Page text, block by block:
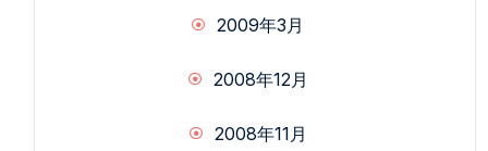
2009年3月
2008年12月
2008年11月